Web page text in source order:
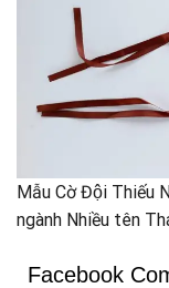
Mẫu Cờ Đội Thiếu
ngành Nhiều tên
Facebook